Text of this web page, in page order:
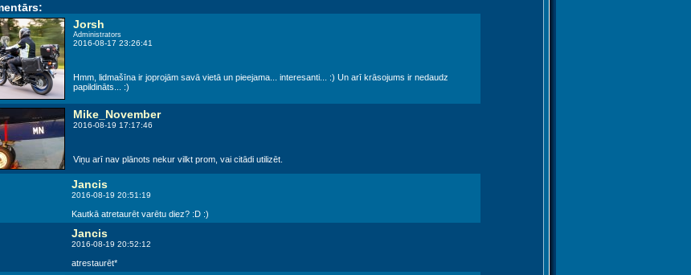
Jorsh
Administrators
2016-08-17 23:26:41
Hmm, lidmašīna ir joprojām savā vietā un pieejama... interesanti... :) Un arī krāsojums ir nedaudz
papildināts... :)
Mike_November
2016-08-19 17:17:46
Viņu arī nav plānots nekur vilkt prom, vai citādi utilizēt.
Jancis
2016-08-19 20:51:19
Kautkā atretaurēt varētu diez? :D :)
Jancis
2016-08-19 20:52:12
atrestaurēt*